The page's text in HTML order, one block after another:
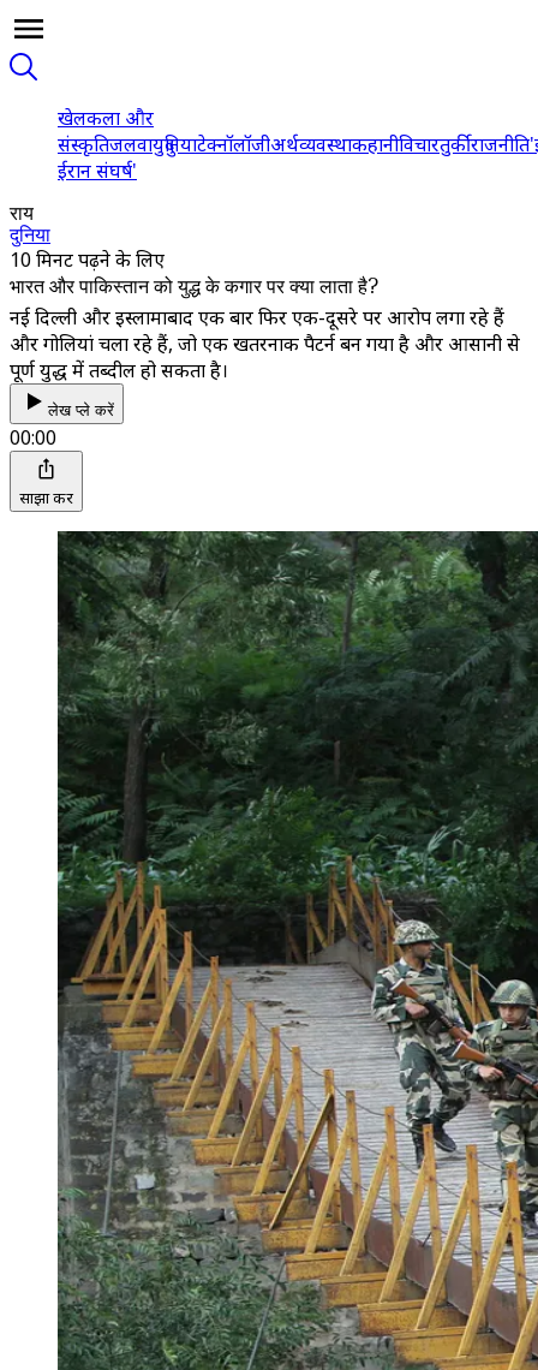
खेलकला और
संस्कृतिजलवायुदुनियाटेक्नॉलॉजीअर्थव्यवस्थाकहानीविचारतुर्कीराजनीति
ईरान संघर्ष'
राय
दुनिया
10 मिनट पढ़ने के लिए
भारत और पाकिस्तान को युद्ध के कगार पर क्या लाता है?
नई दिल्ली और इस्लामाबाद एक बार फिर एक-दूसरे पर आरोप लगा रहे हैं
और गोलियां चला रहे हैं, जो एक खतरनाक पैटर्न बन गया है और आसानी से
पूर्ण युद्ध में तब्दील हो सकता है।
लेख प्ले करें
00:00
साझा करें